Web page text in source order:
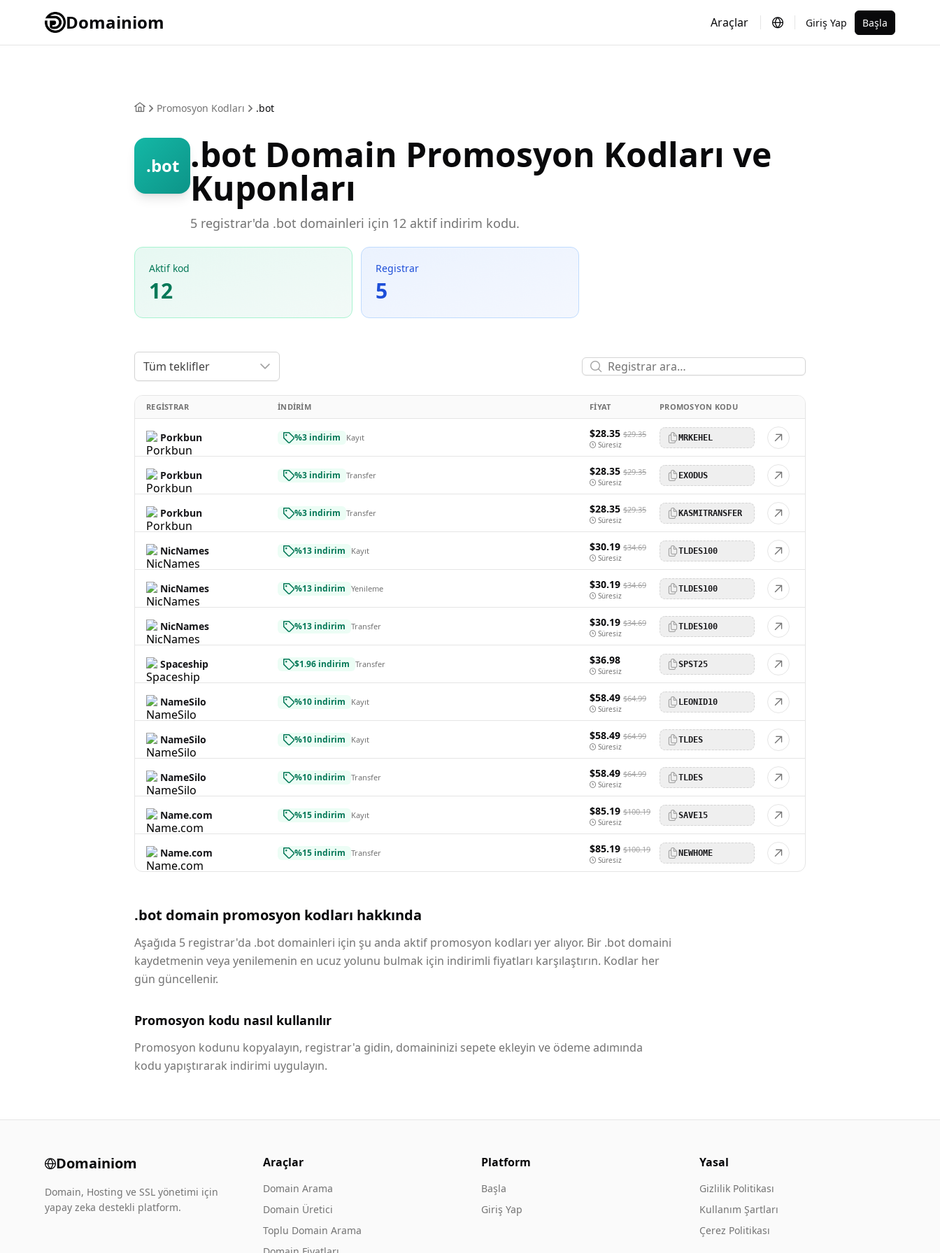
Domainiom Araçlar Giriş Yap Başla
Promosyon Kodları .bot
.bot .bot Domain Promosyon Kodları ve
Kuponları
5 registrar'da .bot domainleri için 12 aktif indirim kodu.
Aktif kod
12
Registrar
5
Tüm teklifler
REGISTRAR İNDIRIM FIYAT PROMOSYON KODU
Porkbun %3 indirim Kayıt $28.35 $29.35
Süresiz
MRKEHEL
Porkbun %3 indirim Transfer $28.35 $29.35
Süresiz
EXODUS
Porkbun %3 indirim Transfer $28.35 $29.35
Süresiz
KASMITRANSFER
NicNames %13 indirim Kayıt $30.19 $34.69
Süresiz
TLDES100
NicNames %13 indirim Yenileme $30.19 $34.69
Süresiz
TLDES100
NicNames %13 indirim Transfer $30.19 $34.69
Süresiz
TLDES100
Spaceship $1.96 indirim Transfer $36.98
Süresiz
SPST25
NameSilo %10 indirim Kayıt $58.49 $64.99
Süresiz
LEONID10
NameSilo %10 indirim Kayıt $58.49 $64.99
Süresiz
TLDES
NameSilo %10 indirim Transfer $58.49 $64.99
Süresiz
TLDES
Name.com %15 indirim Kayıt $85.19 $100.19
Süresiz
SAVE15
Name.com %15 indirim Transfer $85.19 $100.19
Süresiz
NEWHOME
.bot domain promosyon kodları hakkında
Aşağıda 5 registrar'da .bot domainleri için şu anda aktif promosyon kodları yer alıyor. Bir .bot domaini
kaydetmenin veya yenilemenin en ucuz yolunu bulmak için indirimli fiyatları karşılaştırın. Kodlar her
gün güncellenir.
Promosyon kodu nasıl kullanılır
Promosyon kodunu kopyalayın, registrar'a gidin, domaininizi sepete ekleyin ve ödeme adımında
kodu yapıştırarak indirimi uygulayın.
Domainiom
Domain, Hosting ve SSL yönetimi için
yapay zeka destekli platform.
Araçlar
Domain Arama
Domain Üretici
Toplu Domain Arama
Platform
Başla
Giriş Yap
Yasal
Gizlilik Politikası
Kullanım Şartları
Çerez Politikası